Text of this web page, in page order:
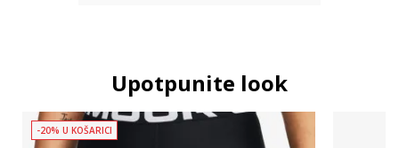
Upotpunite look
-20% U KOŠARICI